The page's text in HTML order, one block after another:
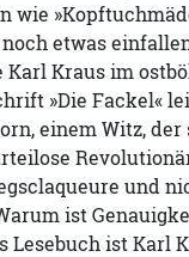
wie
etwas
Karl Kraus im
»Die Fackel«
einem Witz,
und
ist
Lesebuch ist Karl